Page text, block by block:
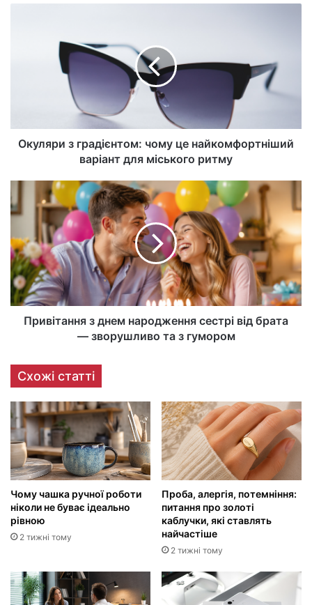
са
Окуляри з градієнтом: чому це найкомфортніший
варіант для міського ритму
Привітання з днем народження сестрі від брата
— зворушливо та з гумором
Схожі статті
Чому чашка ручної роботи
ніколи не буває ідеально
рівною
2 тижні тому
Проба, алергія, потемніння:
питання про золоті
каблучки, які ставлять
найчастіше
2 тижні тому